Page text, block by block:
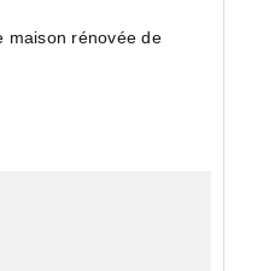
maison rénovée de